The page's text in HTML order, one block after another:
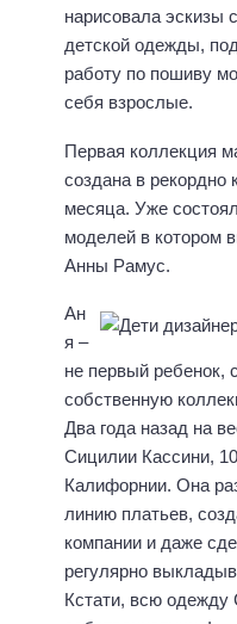
нарисовала эскизы
детской одежды,
работу по пошиву
себя взрослые.
Первая коллекция
создана в рекордно
месяца. Уже
моделей в котором
Анны Рамус.
Ан
я –
не первый ребенок,
собственную
Два года назад на
Сицилии Кассини,
Калифорнии. Она
линию платьев,
компании и даже
регулярно
Кстати, всю